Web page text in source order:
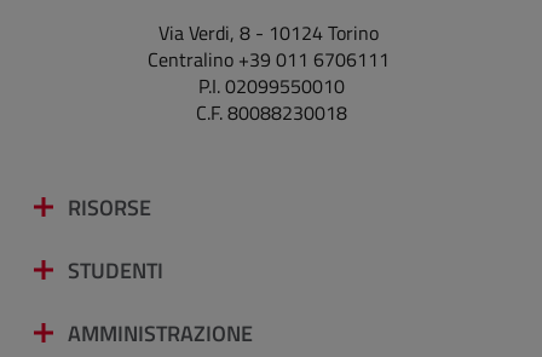
Via Verdi, 8 - 10124 Torino
Centralino +39 011 6706111
P.I. 02099550010
C.F. 80088230018
RISORSE
STUDENTI
AMMINISTRAZIONE